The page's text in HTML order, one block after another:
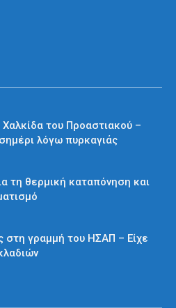
του Προαστιακού –
λόγω πυρκαγιάς
τη θερμική καταπόνηση και
στη γραμμή του ΗΣΑΠ – Είχε